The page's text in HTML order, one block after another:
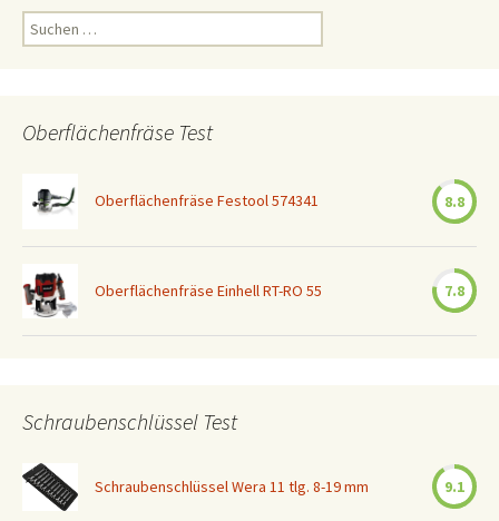
Suchen
nach:
Oberflächenfräse Test
Oberflächenfräse Festool 574341 8.8
Oberflächenfräse Einhell RT-RO 55 7.8
Schraubenschlüssel Test
Schraubenschlüssel Wera 11 tlg. 8-19 mm 9.1